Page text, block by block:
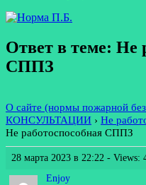
Ответ в теме: Не
СППЗ
О сайте (нормы пожарной
КОНСУЛЬТАЦИИ › Не
Не работоспособная СППЗ
28 марта 2023 в 22:22 - Views:
Enjoy